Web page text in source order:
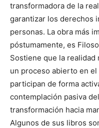
transformadora de la
garantizar los derechos
personas. La obra más
póstumamente, es
Sostiene que la realidad
un proceso abierto en
participan de forma
contemplación pasiva
transformación hacia
Algunos de sus libros